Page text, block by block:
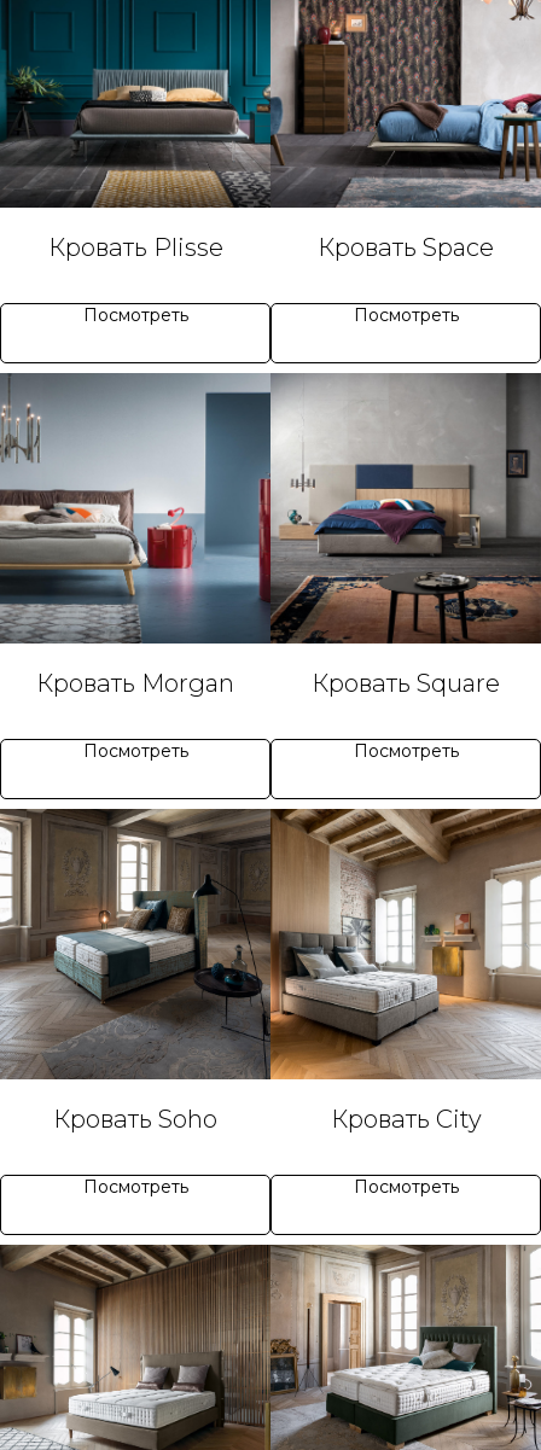
Кровать Plisse
Посмотреть
Кровать Space
Посмотреть
Кровать Morgan
Посмотреть
Кровать Square
Посмотреть
Кровать Soho
Посмотреть
Кровать City
Посмотреть